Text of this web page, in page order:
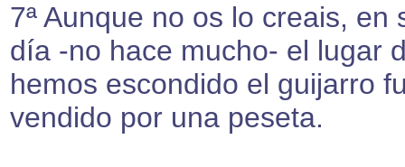
7ª Aunque no os lo creais, en
día -no hace mucho- el lugar
hemos escondido el guijarro
vendido por una peseta.